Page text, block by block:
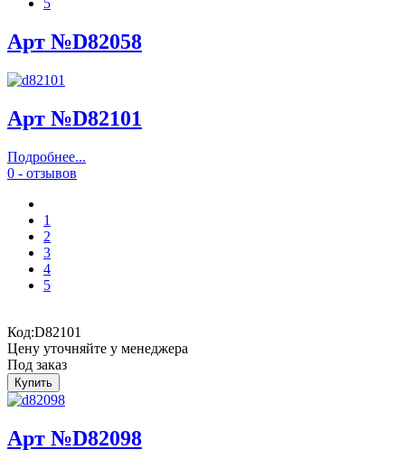
5
Арт №D82058
Арт №D82101
Подробнее...
0 - отзывов
1
2
3
4
5
Код:D82101
Цену уточняйте у менеджера
Под заказ
Арт №D82098